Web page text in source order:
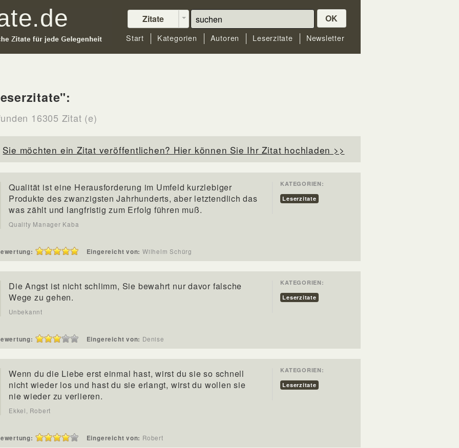
Zitate OK
Start Kategorien Autoren Leserzitate Newsletter
16305 Zitat (e)
Sie möchten ein Zitat veröffentlichen? Hier können Sie Ihr Zitat hochladen >>
Qualität ist eine Herausforderung im Umfeld kurzlebiger
Produkte des zwanzigsten Jahrhunderts, aber letztendlich das
was zählt und langfristig zum Erfolg führen muß.
Quality Manager Kaba
KATEGORIEN:
Leserzitate
Eingereicht von: Wilhelm Schürg
Die Angst ist nicht schlimm, Sie bewahrt nur davor falsche
Wege zu gehen.
Unbekannt
KATEGORIEN:
Leserzitate
Eingereicht von: Denise
Wenn du die Liebe erst einmal hast, wirst du sie so schnell
nicht wieder los und hast du sie erlangt, wirst du wollen sie
nie wieder zu verlieren.
Ekkel, Robert
KATEGORIEN:
Leserzitate
Eingereicht von: Robert